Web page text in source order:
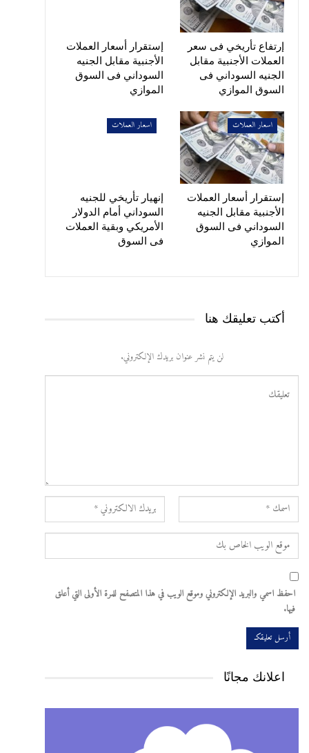
إرتفاع تأريخي فى سعر
العملات الأجنبية مقابل
الجنيه السوداني فى
السوق الموازي
إستقرار أسعار العملات
الأجنبية مقابل الجنيه
السوداني فى السوق
الموازي
اسعار العملات
إستقرار أسعار العملات
الأجنبية مقابل الجنيه
السوداني فى السوق
الموازي
اسعار العملات
إنهيار تأريخي للجنيه
السوداني أمام الدولار
الأمريكي وبقية العملات
فى السوق
أكتب تعليقك هنا
لن يتم نشر عنوان بريدك الإلكتروني.
احفظ اسمي والبريد الإلكتروني وموقع الويب في هذا المتصفح للمرة الأولى التي أعلق
فيها.
اعلانك مجانًا